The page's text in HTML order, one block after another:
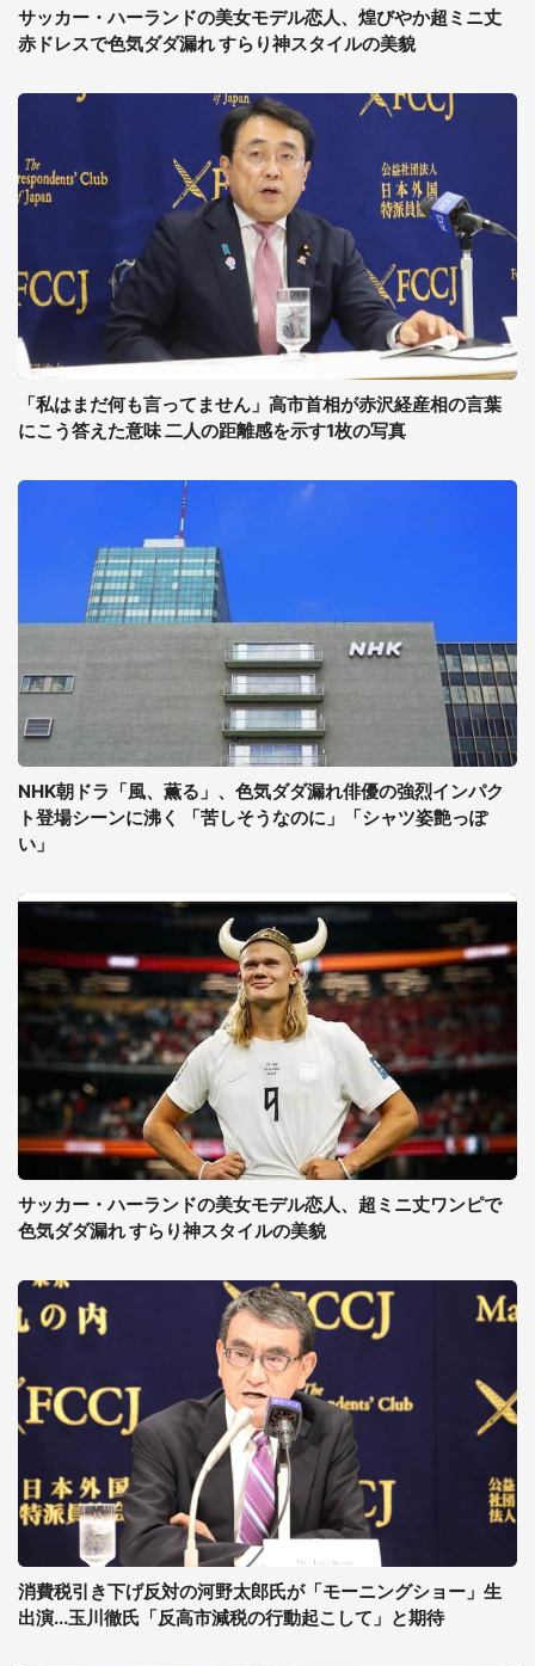
サッカー・ハーランドの美女モデル恋人、煌びやか超ミニ丈
赤ドレスで色気ダダ漏れ すらり神スタイルの美貌
「私はまだ何も言ってません」高市首相が赤沢経産相の言葉
にこう答えた意味 二人の距離感を示す1枚の写真
NHK朝ドラ「風、薫る」、色気ダダ漏れ俳優の強烈インパク
ト登場シーンに沸く 「苦しそうなのに」「シャツ姿艶っぽ
い」
サッカー・ハーランドの美女モデル恋人、超ミニ丈ワンピで
色気ダダ漏れ すらり神スタイルの美貌
消費税引き下げ反対の河野太郎氏が「モーニングショー」生
出演...玉川徹氏「反高市減税の行動起こして」と期待